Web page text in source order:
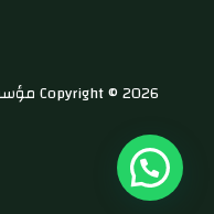
Copyright © 2026 مؤسسة حديقة الريان -